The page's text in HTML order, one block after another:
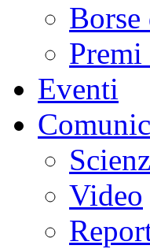
Eventi
Video